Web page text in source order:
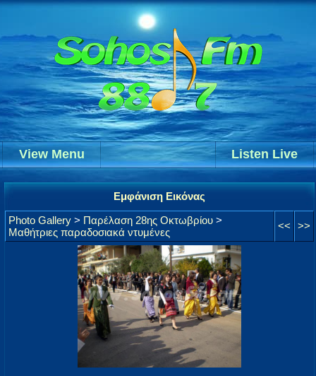
Listen Live
View Menu
Εμφάνιση Εικόνας
Photo Gallery > Παρέλαση 28ης Οκτωβρίου >
Μαθήτριες παραδοσιακά ντυμένες
<< >>